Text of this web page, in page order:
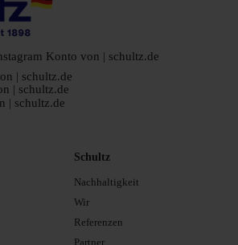
Schultz
Nachhaltigkeit
Wir
Referenzen
Partner